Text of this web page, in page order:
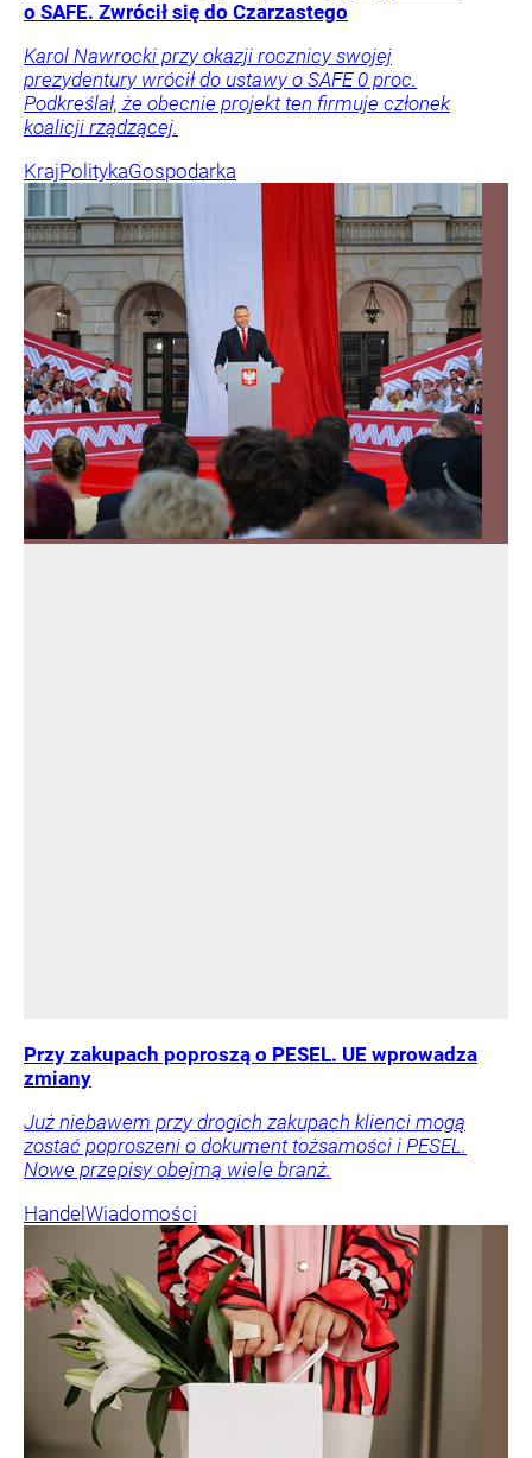
o SAFE. Zwrócił się do Czarzastego
Karol Nawrocki przy okazji rocznicy swojej
prezydentury wrócił do ustawy o SAFE 0 proc.
Podkreślał, że obecnie projekt ten firmuje członek
koalicji rządzącej.
KrajPolitykaGospodarka
Przy zakupach poproszą o PESEL. UE wprowadza
zmiany
Już niebawem przy drogich zakupach klienci mogą
zostać poproszeni o dokument tożsamości i PESEL.
Nowe przepisy obejmą wiele branż.
Handel Wiadomości